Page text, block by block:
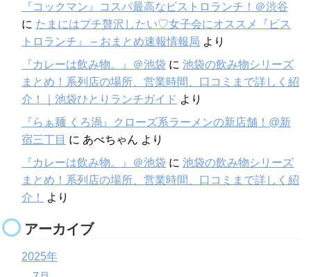
『コックマン』コスパ最高なビストロランチ！＠渋谷
に たまにはプチ贅沢したい♡女子会にオススメ『ビス
トロランチ』 – おまとめ速報情報局 より
『カレーは飲み物。』＠池袋 に 池袋の飲み物シリーズ
まとめ！系列店の場所、営業時間、口コミまで詳しく紹
介！｜池袋ひとりランチガイド より
『らぁ麺 くろ渦』クローズ系ラーメンの新店舗！@新
宿三丁目 に あべちゃん より
『カレーは飲み物。』＠池袋 に 池袋の飲み物シリーズ
まとめ！系列店の場所、営業時間、口コミまで詳しく紹
介！
より
アーカイブ
2025年